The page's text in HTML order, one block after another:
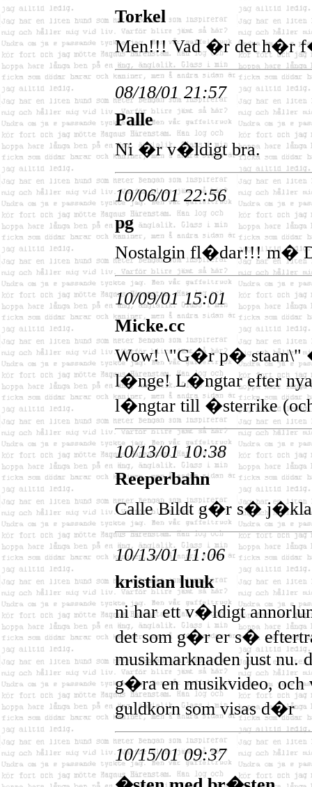
Torkel
Men!!! Vad �r det h�r
08/18/01 21:57
Palle
Ni �r v�ldigt bra.
10/06/01 22:56
pg
Nostalgin fl�dar!!! m�
10/09/01 15:01
Micke.cc
Wow! \"G�r p� staan\"
l�nge! L�ngtar efter nya
l�ngtar till �sterrike
10/13/01 10:38
Reeperbahn
Calle Bildt g�r s� j�kla
10/13/01 11:06
kristian luuk
ni har ett v�ldigt
det som g�r er s�
musikmarknaden just nu.
g�ra en musikvideo,
guldkorn som visas d�r
10/15/01 09:37